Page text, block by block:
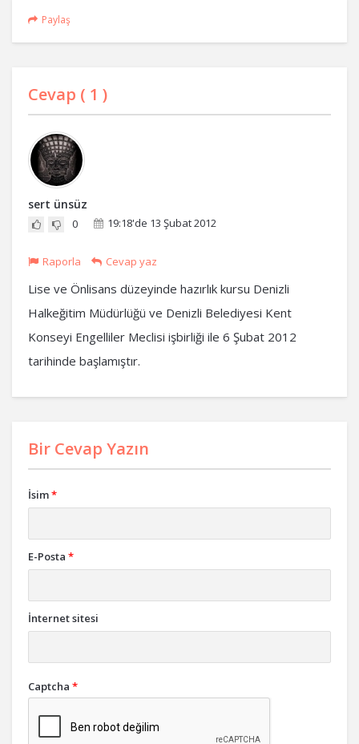
Paylaş
Cevap ( 1 )
sert ünsüz
0 19:18'de 13 Şubat 2012
Raporla Cevap yaz
Lise ve Önlisans düzeyinde hazırlık kursu Denizli
Halkeğitim Müdürlüğü ve Denizli Belediyesi Kent
Konseyi Engelliler Meclisi işbirliği ile 6 Şubat 2012
tarihinde başlamıştır.
Bir Cevap Yazın
İsim*
E-Posta *
İnternet sitesi
Captcha *